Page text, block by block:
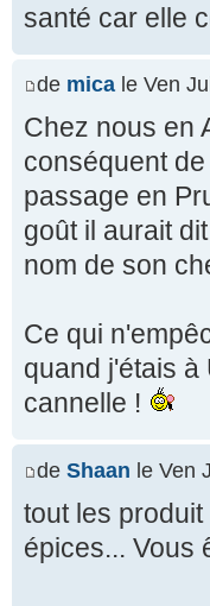
santé car elle
de mica le Ven
Chez nous en
conséquent
passage en
goût il aurait
nom de son
Ce qui
quand j'étais à
cannelle !
de Shaan le Ven
tout les
épices... Vous